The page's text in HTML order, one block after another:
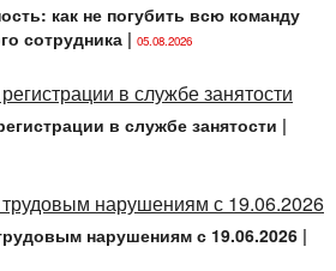
как не погубить всю команду
сотрудника | 05.08.2026
в службе занятости |
нарушениям с 19.06.2026 |